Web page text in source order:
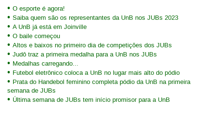
O esporte é agora!
Saiba quem são os representantes da UnB nos JUBs 2023
A UnB já está em Joinville
O baile começou
Altos e baixos no primeiro dia de competições dos JUBs
Judô traz a primeira medalha para a UnB nos JUBs
Medalhas carregando...
Futebol eletrônico coloca a UnB no lugar mais alto do pódio
Prata do Handebol feminino completa pódio da UnB na primeira
semana de JUBs
Última semana de JUBs tem início promisor para a UnB